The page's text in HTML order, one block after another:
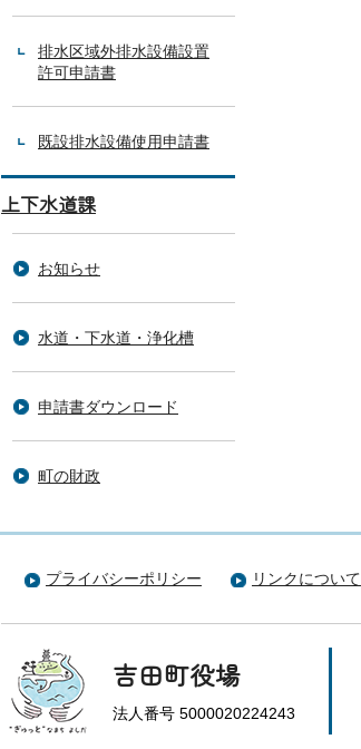
排水区域外排水設備設置
許可申請書
既設排水設備使用申請書
上下水道課
お知らせ
水道・下水道・浄化槽
申請書ダウンロード
町の財政
プライバシーポリシー リンクについて
吉田町役場
法人番号 5000020224243